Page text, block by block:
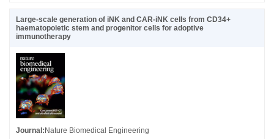
Large-scale generation of iNK and CAR-iNK cells from CD34+
haematopoietic stem and progenitor cells for adoptive
immunotherapy
Journal:Nature Biomedical Engineering